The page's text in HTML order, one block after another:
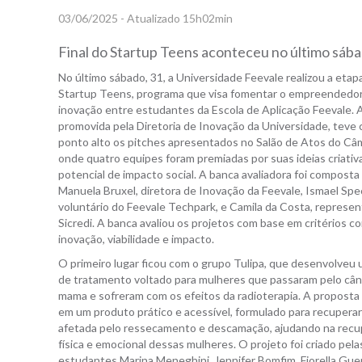
03/06/2025 - Atualizado 15h02min
Final do Startup Teens aconteceu no último
No último sábado, 31, a Universidade Feevale realizou a
Startup Teens, programa que visa fomentar o
inovação entre estudantes da Escola de Aplicação Feevale.
promovida pela Diretoria de Inovação da Universidade, teve
ponto alto os pitches apresentados no Salão de Atos do
onde quatro equipes foram premiadas por suas ideias
potencial de impacto social. A banca avaliadora foi
Manuela Bruxel, diretora de Inovação da Feevale, Ismael
voluntário do Feevale Techpark, e Camila da Costa,
Sicredi. A banca avaliou os projetos com base em critérios
inovação, viabilidade e impacto.
O primeiro lugar ficou com o grupo Tulipa, que desenvolveu
de tratamento voltado para mulheres que passaram pelo
mama e sofreram com os efeitos da radioterapia. A
em um produto prático e acessível, formulado para
afetada pelo ressecamento e descamação, ajudando na
física e emocional dessas mulheres. O projeto foi criado